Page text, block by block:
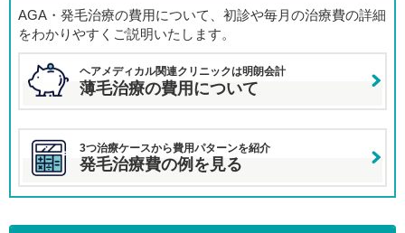
ただし、医療ですので100％はありません。患者様が望む結
果と治療結果がそぐわない場合は、患者様にその旨をご説明
し、今後の治療方針について検討していきます。
AGA・発毛治療の費用について、初診や毎月の治療費の詳細
をわかりやすくご説明いたします。
ヘアメディカル関連クリニックは明朗会計
薄毛治療の費用について
3つ治療ケースから費用パターンを紹介
発毛治療費の例を見る